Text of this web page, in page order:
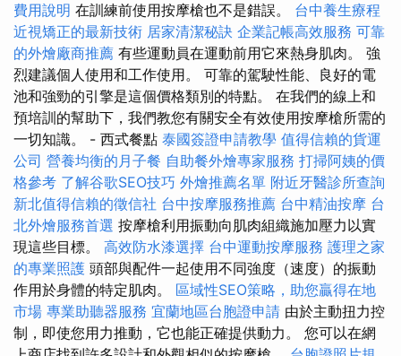
費用說明 在訓練前使用按摩槍也不是錯誤。 台中養生療程
近視矯正的最新技術 居家清潔秘訣 企業記帳高效服務 可靠
的外燴廠商推薦 有些運動員在運動前用它來熱身肌肉。 強
烈建議個人使用和工作使用。 可靠的駕駛性能、良好的電
池和強勁的引擎是這個價格類別的特點。 在我們的線上和
預培訓的幫助下，我們教您有關安全有效使用按摩槍所需的
一切知識。 - 西式餐點 泰國簽證申請教學 值得信賴的貨運
公司 營養均衡的月子餐 自助餐外燴專家服務 打掃阿姨的價
格參考 了解谷歌SEO技巧 外燴推薦名單 附近牙醫診所查詢
新北值得信賴的徵信社 台中按摩服務推薦 台中精油按摩 台
北外燴服務首選 按摩槍利用振動向肌肉組織施加壓力以實
現這些目標。 高效防水漆選擇 台中運動按摩服務 護理之家
的專業照護 頭部與配件一起使用不同強度（速度）的振動
作用於身體的特定肌肉。 區域性SEO策略，助您贏得在地
市場 專業助聽器服務 宜蘭地區台胞證申請 由於主動扭力控
制，即使您用力推動，它也能正確提供動力。 您可以在網